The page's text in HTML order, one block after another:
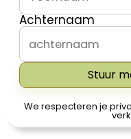
Achternaam
Stuur
We respecteren je